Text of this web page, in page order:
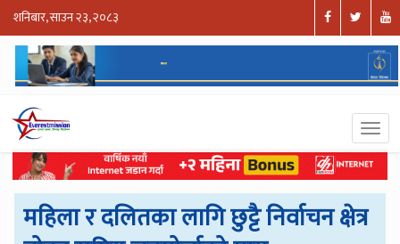
शनिबार, साउन २३, २०८३
महिला र दलितका लागि छुट्टै निर्वाचन क्षेत्र